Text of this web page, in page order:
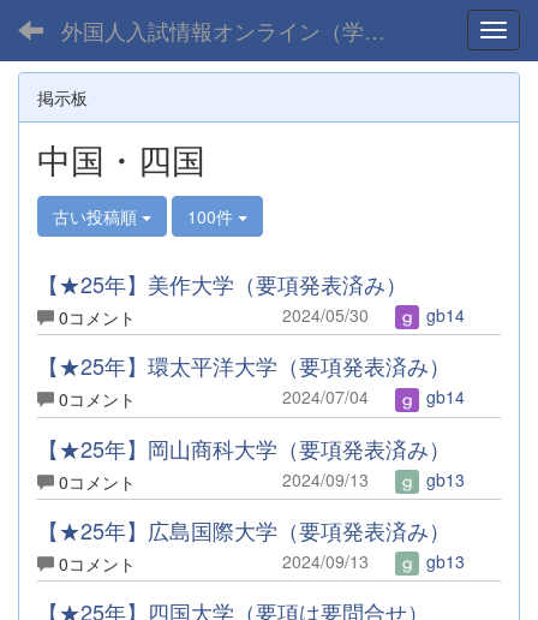
外国人入試情報オンライン（学部）
掲示板
中国・四国
古い投稿順 100件
【★25年】美作大学（要項発表済み）
0コメント 2024/05/30 gb14
【★25年】環太平洋大学（要項発表済み）
0コメント 2024/07/04 gb14
【★25年】岡山商科大学（要項発表済み）
0コメント 2024/09/13 gb13
【★25年】広島国際大学（要項発表済み）
0コメント 2024/09/13 gb13
【★25年】四国大学（要項は要問合せ）